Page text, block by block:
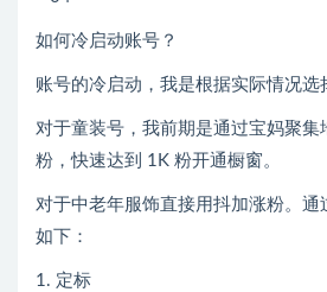
如何冷启动账号？
账号的冷启动，我是根据实际情况选
对于童装号，我前期是通过宝妈聚集
粉，快速达到 1K 粉开通橱窗。
对于中老年服饰直接用抖加涨粉。通
如下：
1. 定标